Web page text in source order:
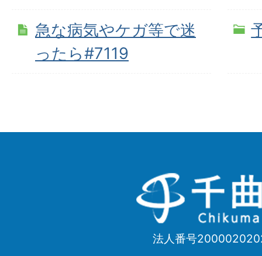
急な病気やケガ等で迷
ったら#7119
千
曲
Chikuma
法人番号